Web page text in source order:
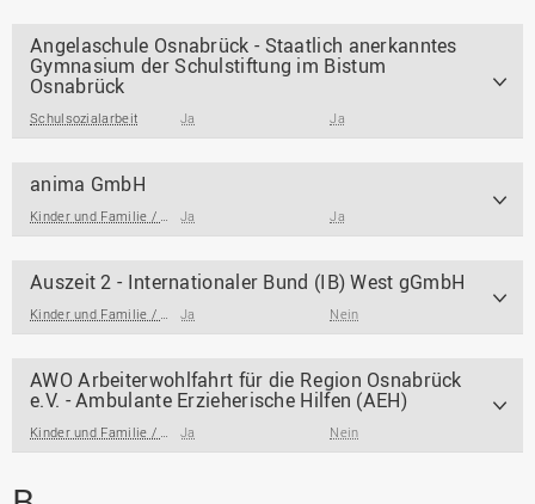
Angelaschule Osnabrück - Staatlich anerkanntes
Gymnasium der Schulstiftung im Bistum
Osnabrück
Schulsozialarbeit Ja Ja
anima GmbH
Kinder und Familie / Jugendarbeit / Jugendsozialarbeit Ja Ja
Auszeit 2 - Internationaler Bund (IB) West gGmbH
Kinder und Familie / Jugendarbeit / Jugendsozialarbeit Ja Nein
AWO Arbeiterwohlfahrt für die Region Osnabrück
e.V. - Ambulante Erzieherische Hilfen (AEH)
Kinder und Familie / Jugendarbeit / Jugendsozialarbeit Ja Nein